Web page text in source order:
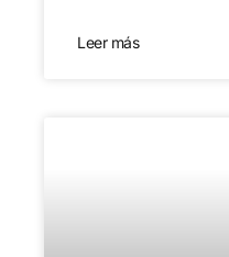
Leer más